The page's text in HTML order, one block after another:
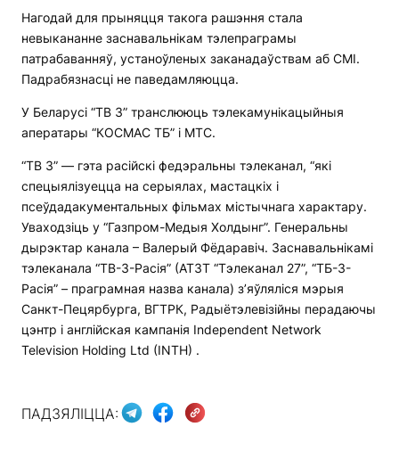
Нагодай для прыняцця такога рашэння стала
невыкананне заснавальнікам тэлепраграмы
патрабаванняў, устаноўленых заканадаўствам аб СМІ.
Падрабязнасці не паведамляюцца.
У Беларусі “ТВ 3” транслююць тэлекамунікацыйныя
аператары “КОСМАС ТБ” і МТС.
“ТВ 3” — гэта расійскі федэральны тэлеканал, “які
спецыялізуецца на серыялах, мастацкіх і
псеўдадакументальных фільмах містычнага характару.
Уваходзіць у “Газпром-Медыя Холдынг”. Генеральны
дырэктар канала – Валерый Фёдаравіч. Заснавальнікамі
тэлеканала “ТВ-3-Расія” (АТЗТ “Тэлеканал 27”, “ТБ-3-
Расія” – праграмная назва канала) з’яўляліся мэрыя
Санкт-Пецярбурга, ВГТРК, Радыётэлевізійны перадаючы
цэнтр і англійская кампанія Independent Network
Television Holding Ltd (INTH) .
ПАДЗЯЛІЦЦА: